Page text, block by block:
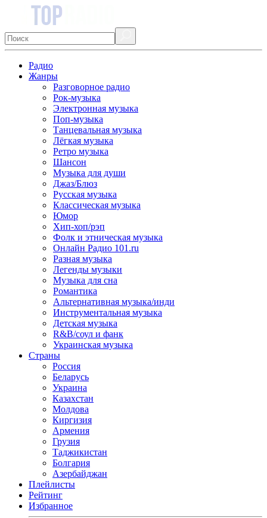
Радио
Жанры
Разговорное радио
Рок-музыка
Электронная музыка
Поп-музыка
Танцевальная музыка
Лёгкая музыка
Ретро музыка
Шансон
Музыка для души
Джаз/Блюз
Русская музыка
Классическая музыка
Юмор
Хип-хоп/рэп
Фолк и этническая музыка
Онлайн Радио 101.ru
Разная музыка
Легенды музыки
Музыка для сна
Романтика
Альтернативная музыка/инди
Инструментальная музыка
Детская музыка
R&B/cоул и фанк
Украинская музыка
Страны
Россия
Беларусь
Украина
Казахстан
Молдова
Киргизия
Армения
Грузия
Таджикистан
Болгария
Азербайджан
Плейлисты
Рейтинг
Избранное